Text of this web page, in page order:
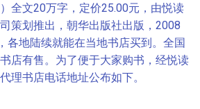
全文20万字，定价25.00元，由悦读
策划推出，朝华出版社出版，2008
各地陆续就能在当地书店买到。全国
店有售。为了便于大家购书，经悦读
理书店电话地址公布如下。